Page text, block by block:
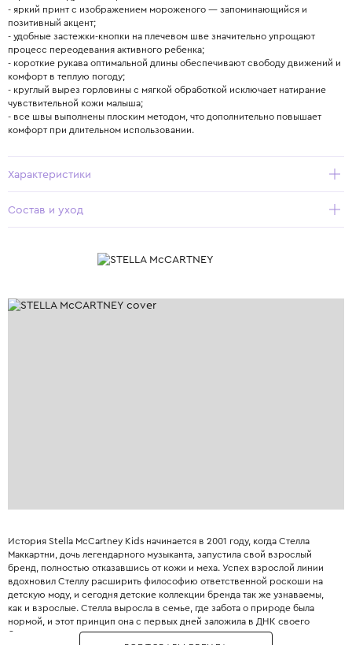
- яркий принт с изображением мороженого — запоминающийся и
позитивный акцент;
- удобные застежки-кнопки на плечевом шве значительно упрощают
процесс переодевания активного ребенка;
- короткие рукава оптимальной длины обеспечивают свободу движений и
комфорт в теплую погоду;
- круглый вырез горловины с мягкой обработкой исключает натирание
чувствительной кожи малыша;
- все швы выполнены плоским методом, что дополнительно повышает
комфорт при длительном использовании.
Характеристики
Состав и уход
История Stella McCartney Kids начинается в 2001 году, когда Стелла
Маккартни, дочь легендарного музыканта, запустила свой взрослый
бренд, полностью отказавшись от кожи и меха. Успех взрослой линии
вдохновил Стеллу расширить философию ответственной роскоши на
детскую моду, и сегодня детские коллекции бренда так же узнаваемы,
как и взрослые. Стелла выросла в семье, где забота о природе была
нормой, и этот принцип она с первых дней заложила в ДНК своего
бренда. Бренд использует только инновационные экологичные